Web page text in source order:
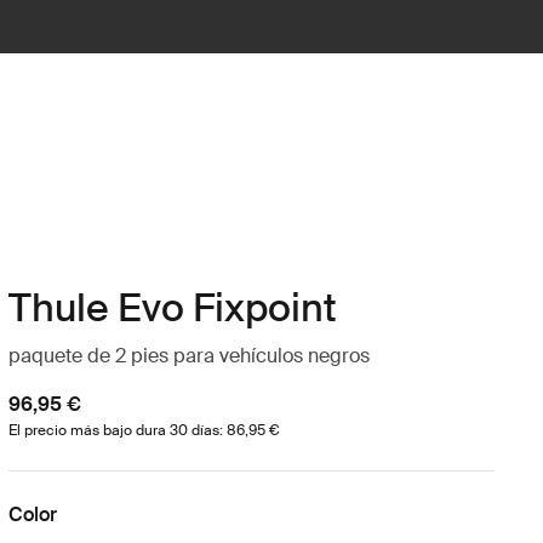
Thule Evo Fixpoint
paquete de 2 pies para vehículos negros
96,95 €
El precio más bajo dura 30 días: 86,95 €
Color